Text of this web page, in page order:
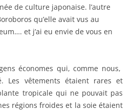
de culture japonaise. l’autre
qu’elle avait vus au
et j’ai eu envie de vous en
économes qui, comme nous,
Les vêtements étaient rares et
tropicale qui ne pouvait pas
régions froides et la soie étaient